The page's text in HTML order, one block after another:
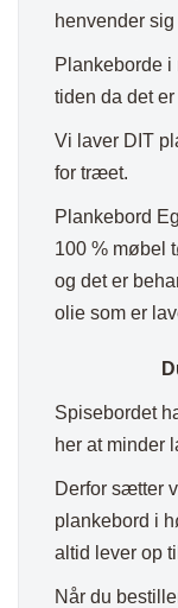
henvender
Plankeborde
tiden da det
Vi laver DIT
for træet.
Plankebord
100 % møbel
og det er
olie som er
Spisebordet
her at minder
Derfor sætter
plankebord i
altid lever op
Når du